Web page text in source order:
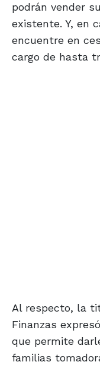
podrán vender
existente. Y, en
encuentre en
cargo de hasta
Al respecto, la
Finanzas
que permite
familias